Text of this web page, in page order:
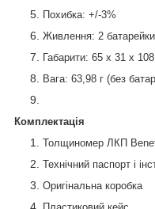
Похибка: +/-3%
Живлення: 2
Габарити: 65 х 31 х
Вага: 63,98 г (без
Комплектація
Толщиномер ЛКП
Технічний паспорт і
Оригінальна коробка